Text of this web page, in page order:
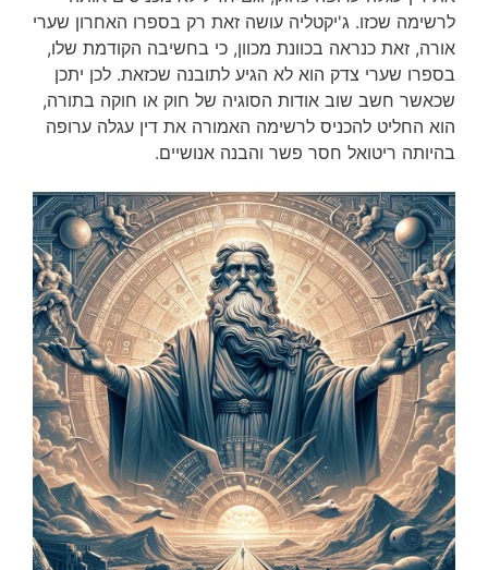
לרשימה שכזו. ג'יקטליה עושה זאת רק בספרו האחרון שערי
אורה, זאת כנראה בכוונת מכוון, כי בחשיבה הקודמת שלו,
בספרו שערי צדק הוא לא הגיע לתובנה שכזאת. לכן יתכן
שכאשר חשב שוב אודות הסוגיה של חוק או חוקה בתורה,
הוא החליט להכניס לרשימה האמורה את דין עגלה ערופה
בהיותה ריטואל חסר פשר והבנה אנושיים.